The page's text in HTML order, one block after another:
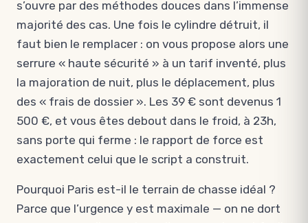
s’ouvre par des méthodes douces dans l’immense
majorité des cas. Une fois le cylindre détruit, il
faut bien le remplacer : on vous propose alors une
serrure « haute sécurité » à un tarif inventé, plus
la majoration de nuit, plus le déplacement, plus
des « frais de dossier ». Les 39 € sont devenus 1
500 €, et vous êtes debout dans le froid, à 23h,
sans porte qui ferme : le rapport de force est
exactement celui que le script a construit.
Pourquoi Paris est-il le terrain de chasse idéal ?
Parce que l’urgence y est maximale — on ne dort